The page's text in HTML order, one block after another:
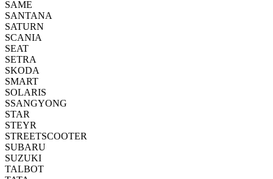
SAME
SANTANA
SATURN
SCANIA
SEAT
SETRA
SKODA
SMART
SOLARIS
SSANGYONG
STAR
STEYR
STREETSCOOTER
SUBARU
SUZUKI
TALBOT